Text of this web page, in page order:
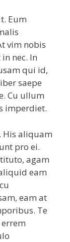
Eum
vim nobis
nec. In
qui id,
saepe
Cu ullum
imperdiet.
His aliquam
pro ei.
agam
eam
eam at
Te